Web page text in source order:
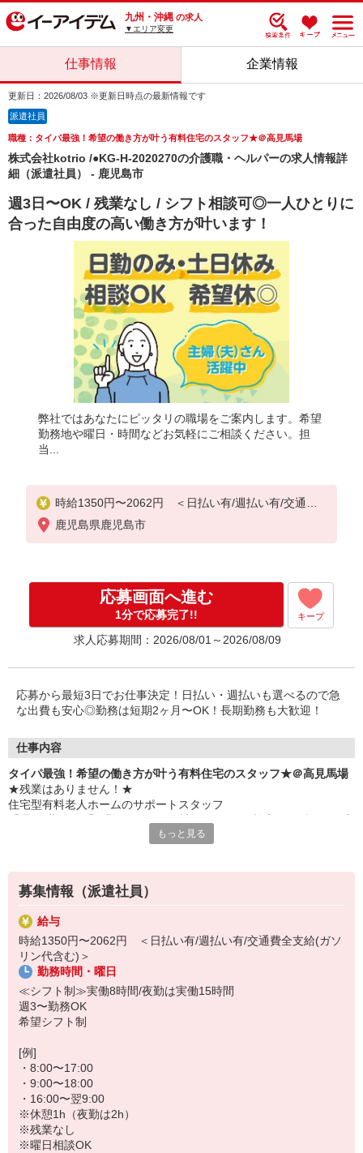
九州・沖縄 の求人
▼エリア変更
仕事情報 企業情報
更新日：2026/08/03 ※更新日時点の最新情報です
派遣社員
職種：タイパ最強！希望の働き方が叶う有料住宅のスタッフ★＠高見馬場
株式会社kotrio /●KG-H-2020270の介護職・ヘルパーの求人情報詳
細（派遣社員） - 鹿児島市
週3日〜OK / 残業なし / シフト相談可◎一人ひとりに
合った自由度の高い働き方が叶います！
弊社ではあなたにピッタリの職場をご案内します。希望
勤務地や曜日・時間などお気軽にご相談ください。担
当...
時給1350円〜2062円 ＜日払い有/週払い有/交通費
全支給(ガソリン代含む)＞
鹿児島県鹿児島市
応募画面へ進む
1分で応募完了!! キープ
求人応募期間：2026/08/01～2026/08/09
応募から最短3日でお仕事決定！日払い・週払いも選べるので急
な出費も安心◎勤務は短期2ヶ月〜OK！長期勤務も大歓迎！
仕事内容
タイパ最強！希望の働き方が叶う有料住宅のスタッフ★＠高見馬場
★残業はありません！★
住宅型有料老人ホームのサポートスタッフ
・お部屋の掃除
・簡単な書類の整理
・日常生活の見守り
・食事や着替え時など、必要に応じた生活介助
・お話し相手 など
≪働きやすさバツグン！≫
時間通りの交代を徹底しているため、定時になったら即退勤◎
仕事終わりのプライベートや、家庭・Wワークとの両立もバッチリ
です！
もっと見る
募集情報（派遣社員）
給与
時給1350円〜2062円 ＜日払い有/週払い有/交通費全支給(ガソ
リン代含む)＞
勤務時間・曜日
≪シフト制≫実働8時間/夜勤は実働15時間
週3〜勤務OK
希望シフト制
[例]
・8:00〜17:00
・9:00〜18:00
・16:00〜翌9:00
※休憩1h（夜勤は2h）
※残業なし
※曜日相談OK